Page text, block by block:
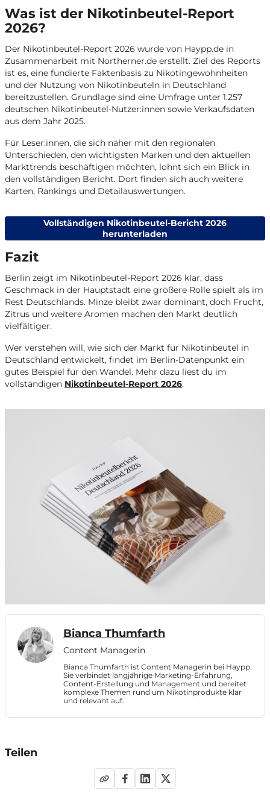
Was ist der Nikotinbeutel-Report
2026?
Der Nikotinbeutel-Report 2026 wurde von Haypp.de in
Zusammenarbeit mit Northerner.de erstellt. Ziel des Reports
ist es, eine fundierte Faktenbasis zu Nikotingewohnheiten
und der Nutzung von Nikotinbeuteln in Deutschland
bereitzustellen. Grundlage sind eine Umfrage unter 1.257
deutschen Nikotinbeutel-Nutzer:innen sowie Verkaufsdaten
aus dem Jahr 2025.
Für Leser:innen, die sich näher mit den regionalen
Unterschieden, den wichtigsten Marken und den aktuellen
Markttrends beschäftigen möchten, lohnt sich ein Blick in
den vollständigen Bericht. Dort finden sich auch weitere
Karten, Rankings und Detailauswertungen.
Vollständigen Nikotinbeutel-Bericht 2026
herunterladen
Fazit
Berlin zeigt im Nikotinbeutel-Report 2026 klar, dass
Geschmack in der Hauptstadt eine größere Rolle spielt als im
Rest Deutschlands. Minze bleibt zwar dominant, doch Frucht,
Zitrus und weitere Aromen machen den Markt deutlich
vielfältiger.
Wer verstehen will, wie sich der Markt für Nikotinbeutel in
Deutschland entwickelt, findet im Berlin-Datenpunkt ein
gutes Beispiel für den Wandel. Mehr dazu liest du im
vollständigen Nikotinbeutel-Report 2026.
Bianca Thumfarth
Content Managerin
Bianca Thumfarth ist Content Managerin bei Haypp.
Sie verbindet langjährige Marketing-Erfahrung,
Content-Erstellung und Management und bereitet
komplexe Themen rund um Nikotinprodukte klar
und relevant auf.
Teilen